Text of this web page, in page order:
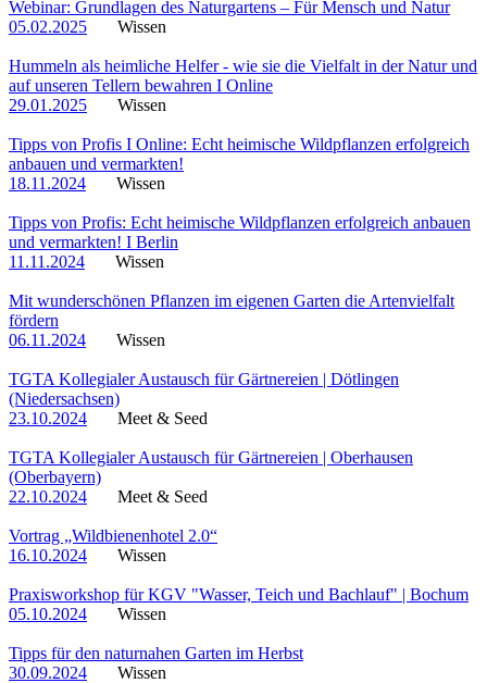
Webinar: Grundlagen des Naturgartens – Für Mensch und Natur
05.02.2025
Wissen
Hummeln als heimliche Helfer - wie sie die Vielfalt in der Natur und
auf unseren Tellern bewahren I Online
29.01.2025
Wissen
Tipps von Profis I Online: Echt heimische Wildpflanzen erfolgreich
anbauen und vermarkten!
18.11.2024
Wissen
Tipps von Profis: Echt heimische Wildpflanzen erfolgreich anbauen
und vermarkten! I Berlin
11.11.2024
Wissen
Mit wunderschönen Pflanzen im eigenen Garten die Artenvielfalt
fördern
06.11.2024
Wissen
TGTA Kollegialer Austausch für Gärtnereien | Dötlingen
(Niedersachsen)
23.10.2024
Meet & Seed
TGTA Kollegialer Austausch für Gärtnereien | Oberhausen
(Oberbayern)
22.10.2024
Meet & Seed
Vortrag „Wildbienenhotel 2.0“
16.10.2024
Wissen
Praxisworkshop für KGV "Wasser, Teich und Bachlauf" | Bochum
05.10.2024
Wissen
Tipps für den naturnahen Garten im Herbst
30.09.2024
Wissen